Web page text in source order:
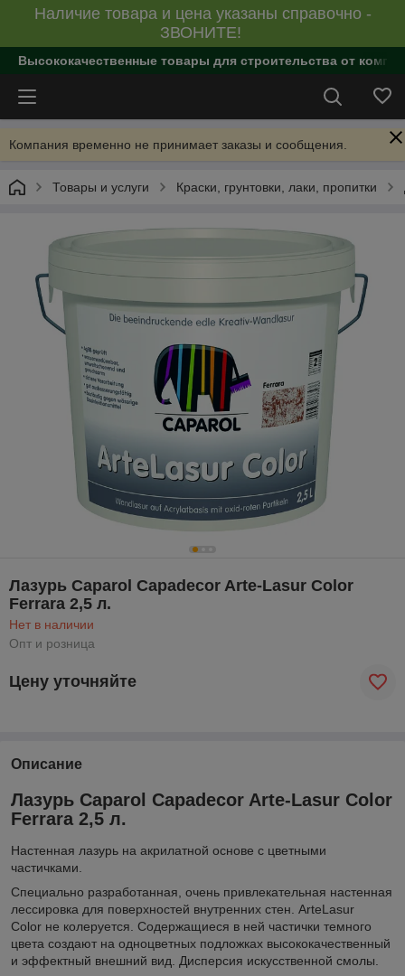
Наличие товара и цена указаны справочно -
ЗВОНИТЕ!
Высококачественные товары для строительства от
Компания временно не принимает заказы и сообщения.
Товары и услуги Краски, грунтовки, лаки, пропитки
Лазурь Caparol Capadecor Arte-Lasur Color
Ferrara 2,5 л.
Нет в наличии
Опт и розница
Цену уточняйте
Описание
Лазурь Caparol Capadecor Arte-Lasur Color
Ferrara 2,5 л.
Настенная лазурь на акрилатной основе с цветными
частичками.
Специально разработанная, очень привлекательная настенная
лессировка для поверхностей внутренних стен. ArteLasur
Color не колеруется. Содержащиеся в ней частички темного
цвета создают на одноцветных подложках высококачественный
и эффектный внешний вид. Дисперсия искусственной смолы.